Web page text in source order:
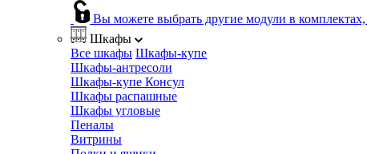
Вы можете выбрать другие модули в
Шкафы
Все шкафы Шкафы-купе
Шкафы-антресоли
Шкафы-купе Консул
Шкафы распашные
Шкафы угловые
Пеналы
Витрины